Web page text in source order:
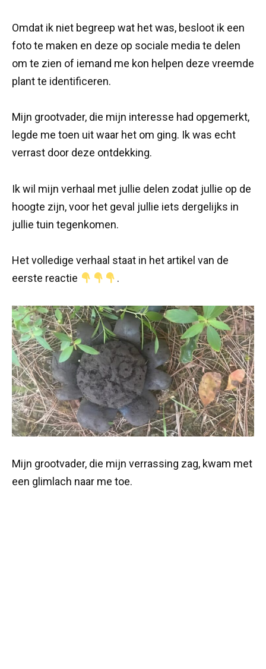
Omdat ik niet begreep wat het was, besloot ik een
foto te maken en deze op sociale media te delen
om te zien of iemand me kon helpen deze vreemde
plant te identificeren.
Mijn grootvader, die mijn interesse had opgemerkt,
legde me toen uit waar het om ging. Ik was echt
verrast door deze ontdekking.
Ik wil mijn verhaal met jullie delen zodat jullie op de
hoogte zijn, voor het geval jullie iets dergelijks in
jullie tuin tegenkomen.
Het volledige verhaal staat in het artikel van de
eerste reactie
.
Mijn grootvader, die mijn verrassing zag, kwam met
een glimlach naar me toe.